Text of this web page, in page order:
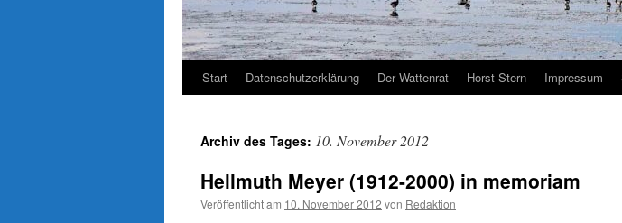
Start Datenschutzerklärung Der Wattenrat Horst Stern Impressum
Archiv des Tages: 10. November 2012
Hellmuth Meyer (1912-2000) in memoriam
Veröffentlicht am 10. November 2012 von Redaktion